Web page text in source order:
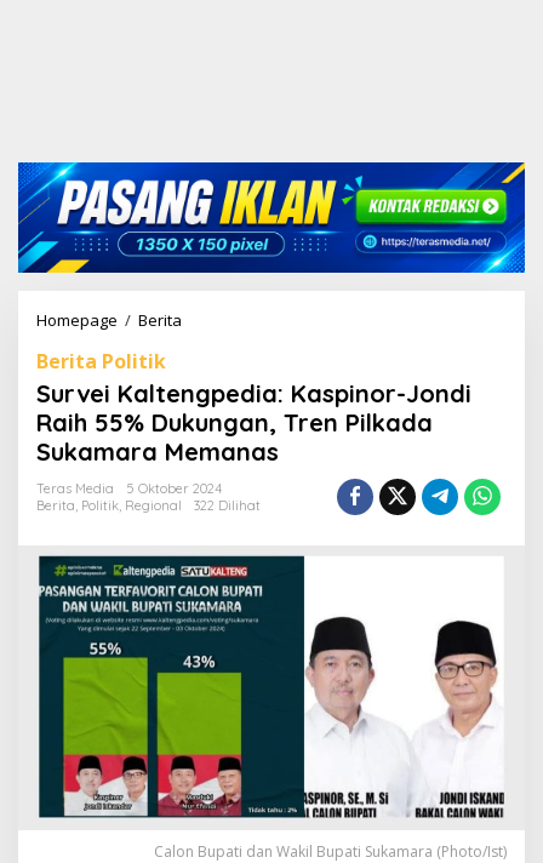
Homepage / Berita
v
e
i
K
l
n
g
p
e
i
a
s
p
i
n
Berita Politik
Survei Kaltengpedia: Kaspinor-Jondi
Raih 55% Dukungan, Tren Pilkada
Sukamara Memanas
Teras Media
5 Oktober 2024
Berita, Politik, Regional 322 Dilihat
Calon Bupati dan Wakil Bupati Sukamara (Photo/Ist)